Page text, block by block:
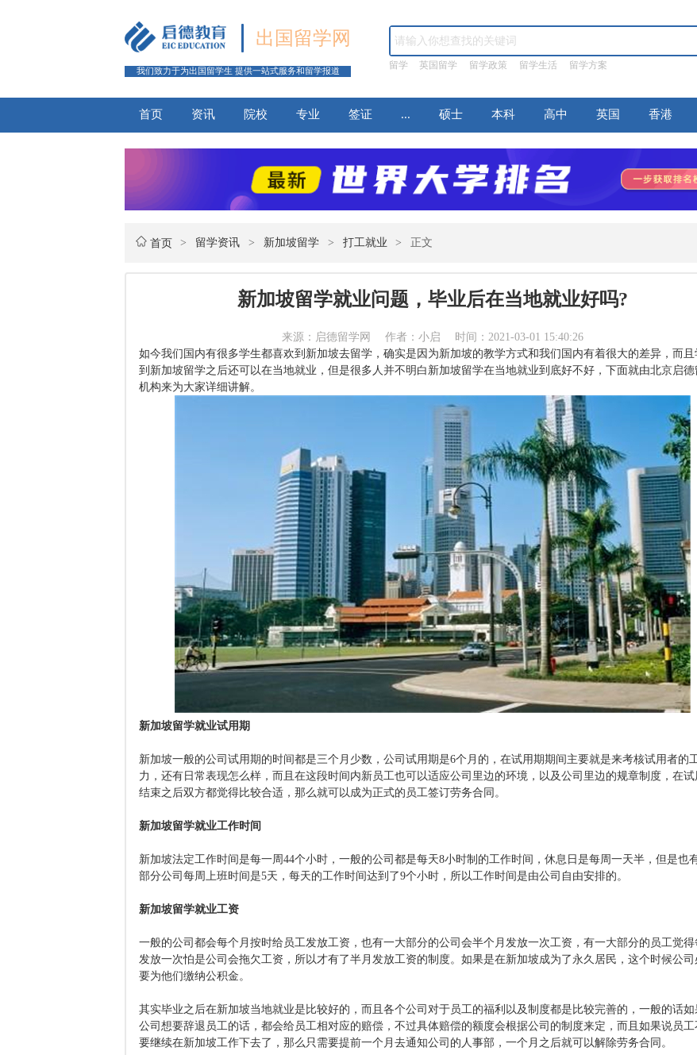
出国留学网
我们致力于为出国留学生 提供一站式服务和留学报道 留学 英国留学 留学政策 留学生活 留学方案
首页 资讯 院校 专业 签证 ... 硕士 本科 高中 英国 香港
首页 > 留学资讯 > 新加坡留学 > 打工就业 > 正文
新加坡留学就业问题，毕业后在当地就业好吗?
来源：启德留学网 作者：小启 时间：2021-03-01 15:40:26
如今我们国内有很多学生都喜欢到新加坡去留学，确实是因为新加坡的教学方式和我们国内有着很大的差异，而且
到新加坡留学之后还可以在当地就业，但是很多人并不明白新加坡留学在当地就业到底好不好，下面就由北京启德
机构来为大家详细讲解。
新加坡留学就业试用期
新加坡一般的公司试用期的时间都是三个月少数，公司试用期是6个月的，在试用期期间主要就是来考核试用者的
力，还有日常表现怎么样，而且在这段时间内新员工也可以适应公司里边的环境，以及公司里边的规章制度，在试
结束之后双方都觉得比较合适，那么就可以成为正式的员工签订劳务合同。
新加坡留学就业工作时间
新加坡法定工作时间是每一周44个小时，一般的公司都是每天8小时制的工作时间，休息日是每周一天半，但是也
部分公司每周上班时间是5天，每天的工作时间达到了9个小时，所以工作时间是由公司自由安排的。
新加坡留学就业工资
一般的公司都会每个月按时给员工发放工资，也有一大部分的公司会半个月发放一次工资，有一大部分的员工觉得
发放一次怕是公司会拖欠工资，所以才有了半月发放工资的制度。如果是在新加坡成为了永久居民，这个时候公司
要为他们缴纳公积金。
其实毕业之后在新加坡当地就业是比较好的，而且各个公司对于员工的福利以及制度都是比较完善的，一般的话如
公司想要辞退员工的话，都会给员工相对应的赔偿，不过具体赔偿的额度会根据公司的制度来定，而且如果说员工
要继续在新加坡工作下去了，那么只需要提前一个月去通知公司的人事部，一个月之后就可以解除劳务合同。